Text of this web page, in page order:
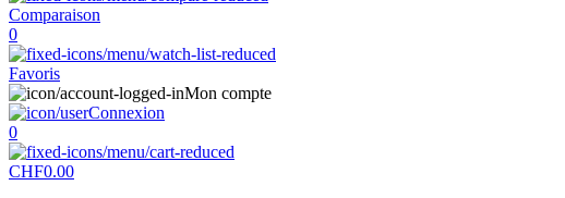
Comparaison
0
Favoris
Mon compte
Connexion
0
CHF0.00